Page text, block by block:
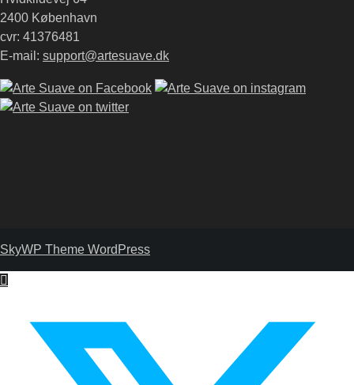
2400 København
cvr: 41376481
E-mail: support@artesuave.dk
SkyWP Theme WordPress